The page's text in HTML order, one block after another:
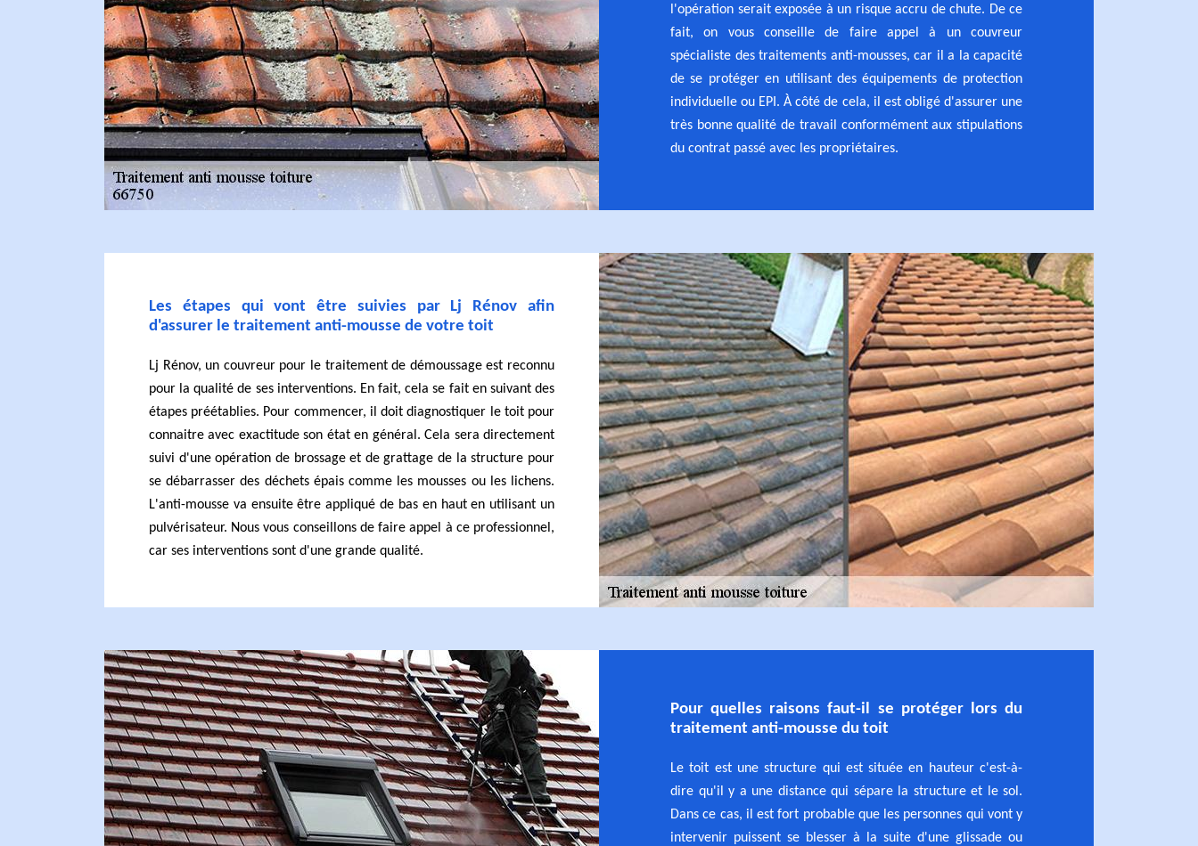
l'opération serait exposée à un risque accru de chute. De ce
fait, on vous conseille de faire appel à un couvreur
spécialiste des traitements anti-mousses, car il a la capacité
de se protéger en utilisant des équipements de protection
individuelle ou EPI. À côté de cela, il est obligé d'assurer une
très bonne qualité de travail conformément aux stipulations
du contrat passé avec les propriétaires.
Les étapes qui vont être suivies par Lj Rénov afin
d'assurer le traitement anti-mousse de votre toit
Lj Rénov, un couvreur pour le traitement de démoussage est reconnu
pour la qualité de ses interventions. En fait, cela se fait en suivant des
étapes préétablies. Pour commencer, il doit diagnostiquer le toit pour
connaitre avec exactitude son état en général. Cela sera directement
suivi d'une opération de brossage et de grattage de la structure pour
se débarrasser des déchets épais comme les mousses ou les lichens.
L'anti-mousse va ensuite être appliqué de bas en haut en utilisant un
pulvérisateur. Nous vous conseillons de faire appel à ce professionnel,
car ses interventions sont d'une grande qualité.
Pour quelles raisons faut-il se protéger lors du
traitement anti-mousse du toit
Le toit est une structure qui est située en hauteur c'est-à-
dire qu'il y a une distance qui sépare la structure et le sol.
Dans ce cas, il est fort probable que les personnes qui vont y
intervenir puissent se blesser à la suite d'une glissade ou